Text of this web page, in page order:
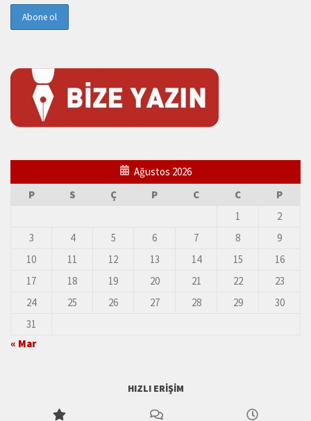
Ağustos 2026
P
S Ç P C C
P
1
2
3
4 5 6 7 8
9
10
11 12 13 14 15
16
17
18 19 20 21 22
23
24
25 26 27 28 29
30
31
« Mar
HIZLI ERIŞIM